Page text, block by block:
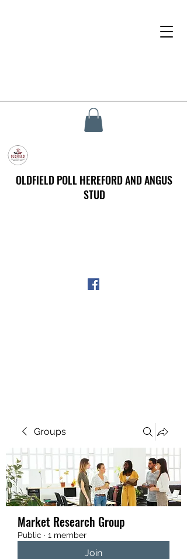
OLDFIELD POLL HEREFORD AND ANGUS
STUD
Groups
Market Research Group
Public · 1 member
Join